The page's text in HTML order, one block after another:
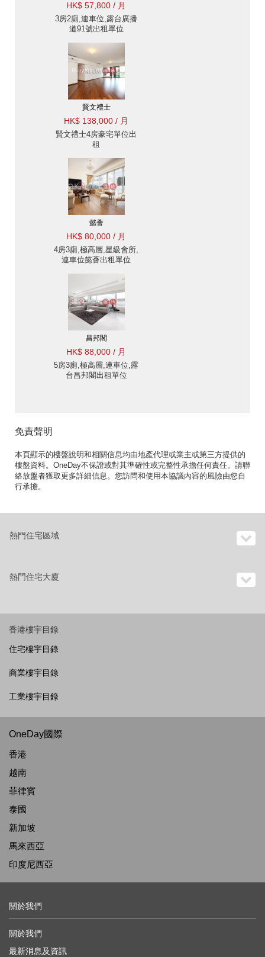
HK$ 57,800 / 月
3房2廁,連車位,露台廣播
道91號出租單位
賢文禮士
HK$ 138,000 / 月
賢文禮士4房豪宅單位出
租
懿薈
HK$ 80,000 / 月
4房3廁,極高層,星級會所,
連車位懿薈出租單位
昌邦閣
HK$ 88,000 / 月
5房3廁,極高層,連車位,露
台昌邦閣出租單位
免責聲明
本頁顯示的樓盤說明和相關信息均由地產代理或業主或第三方提供的
樓盤資料。OneDay不保證或對其準確性或完整性承擔任何責任。請聯
絡放盤者獲取更多詳細信息。您訪問和使用本協議內容的風險由您自
行承擔。
熱門住宅區域
熱門住宅大廈
香港樓宇目錄
住宅樓宇目錄
商業樓宇目錄
工業樓宇目錄
OneDay國際
香港
越南
菲律賓
泰國
新加坡
馬來西亞
印度尼西亞
關於我們
關於我們
最新消息及資訊